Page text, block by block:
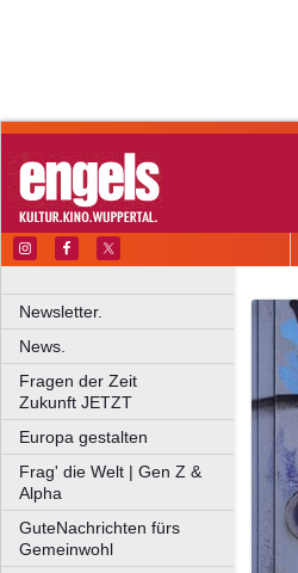
Newsletter.
News.
Fragen der Zeit
Zukunft JETZT
Europa gestalten
Frag' die Welt | Gen Z &
Alpha
GuteNachrichten fürs
Gemeinwohl